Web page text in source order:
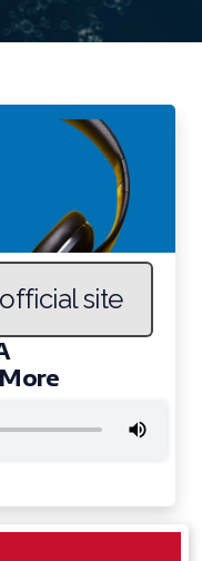
site